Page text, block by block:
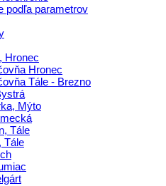
podľa parametrov
Hronec
Hronec
Tále - Brezno
Mýto
Tále
Tále